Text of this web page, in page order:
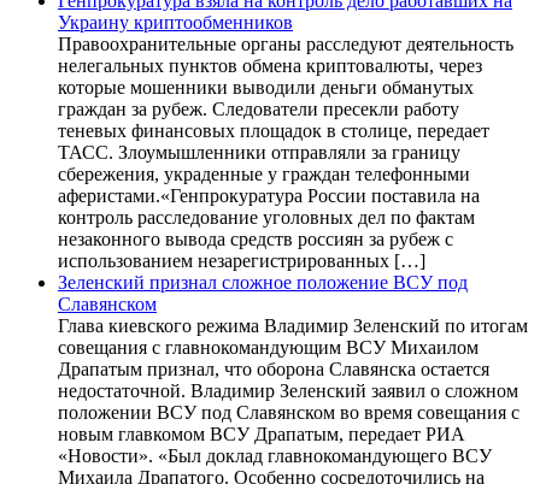
Украину криптообменников
Правоохранительные органы расследуют деятельность
нелегальных пунктов обмена криптовалюты, через
которые мошенники выводили деньги обманутых
граждан за рубеж. Следователи пресекли работу
теневых финансовых площадок в столице, передает
ТАСС. Злоумышленники отправляли за границу
сбережения, украденные у граждан телефонными
аферистами.«Генпрокуратура России поставила на
контроль расследование уголовных дел по фактам
незаконного вывода средств россиян за рубеж с
использованием незарегистрированных […]
Зеленский признал сложное положение ВСУ под
Славянском
Глава киевского режима Владимир Зеленский по итогам
совещания с главнокомандующим ВСУ Михаилом
Драпатым признал, что оборона Славянска остается
недостаточной. Владимир Зеленский заявил о сложном
положении ВСУ под Славянском во время совещания с
новым главкомом ВСУ Драпатым, передает РИА
«Новости». «Был доклад главнокомандующего ВСУ
Михаила Драпатого. Особенно сосредоточились на